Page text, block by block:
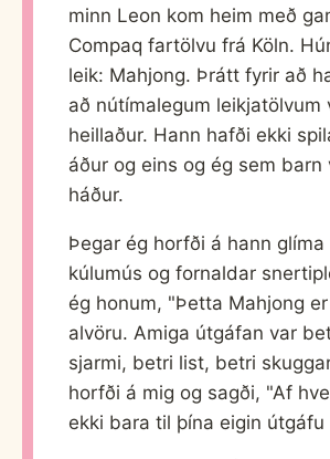
minn Leon kom heim með
Compaq fartölvu frá Köln.
leik: Mahjong. Þrátt fyrir að
að nútímalegum leikjatölvum
heillaður. Hann hafði ekki
áður og eins og ég sem barn
háður.
Þegar ég horfði á hann glíma
kúlumús og fornaldar
ég honum, "Þetta Mahjong
alvöru. Amiga útgáfan var
sjarmi, betri list, betri
horfði á mig og sagði, "Af
ekki bara til þína eigin útgáfu